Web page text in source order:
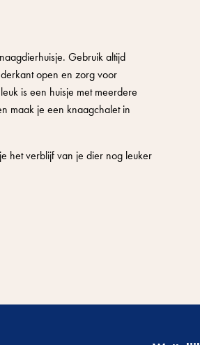
Gebruik altijd
open en zorg voor
is een huisje met meerdere
maak je een knaagchalet in
het verblijf van je dier nog leuker